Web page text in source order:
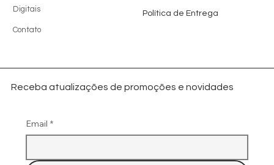
Digitais
Contato
Política de Entrega
Receba atualizações de promoções e novidades
Email *